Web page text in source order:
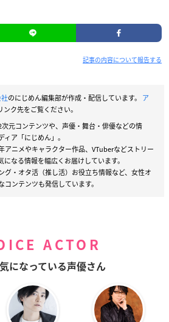
記事の内容について報告する
のにじめん編集部が作成・配信しています。 ア
ク先をご覧ください。
元コンテンツや、声優・舞台・俳優などの情
ア「にじめん」。
アニメやキャラクター作品、VTuberなどストリー
なる情報を幅広くお届けしています。
グ・オタ活（推し活）お役立ち情報など、女性オ
ンテンツも発信しています。
ACTOR
になっている声優さん